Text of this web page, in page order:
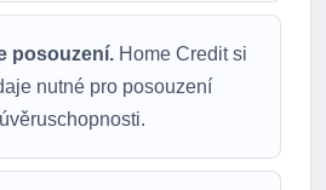
posouzení. Home Credit si
nutné pro posouzení